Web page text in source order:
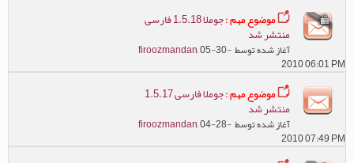
موضوع مهم : جوملا 1.5.18 فارسی
منتشر شد
آغاز شده توسط firoozmandan, 05-30-
2010 06:01 PM
موضوع مهم : جوملا فارسی 1.5.17
منتشر شد
آغاز شده توسط firoozmandan, 04-28-
2010 07:49 PM